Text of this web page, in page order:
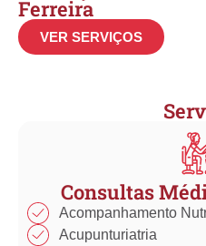
Ferreira
VER SERVIÇOS
Consultas
Acompanhamento
Acupunturiatria